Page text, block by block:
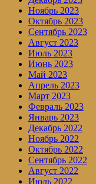
Ноябрь 2023
Октябрь 2023
Сентябрь 2023
Август 2023
Июль 2023
Июнь 2023
Май 2023
Апрель 2023
Март 2023
Февраль 2023
Январь 2023
Декабрь 2022
Ноябрь 2022
Октябрь 2022
Сентябрь 2022
Август 2022
Июль 2022